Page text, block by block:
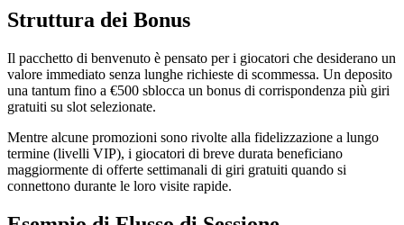
Struttura dei Bonus
Il pacchetto di benvenuto è pensato per i giocatori che desiderano un
valore immediato senza lunghe richieste di scommessa. Un deposito
una tantum fino a €500 sblocca un bonus di corrispondenza più giri
gratuiti su slot selezionate.
Mentre alcune promozioni sono rivolte alla fidelizzazione a lungo
termine (livelli VIP), i giocatori di breve durata beneficiano
maggiormente di offerte settimanali di giri gratuiti quando si
connettono durante le loro visite rapide.